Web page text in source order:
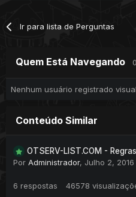
Ir para lista de Perguntas
Quem Está Navegando
Nenhum usuário registrado
Conteúdo Similar
OTSERV-LIST.COM -
Por Administrador, Julho 2, 2016
6 respostas 46578